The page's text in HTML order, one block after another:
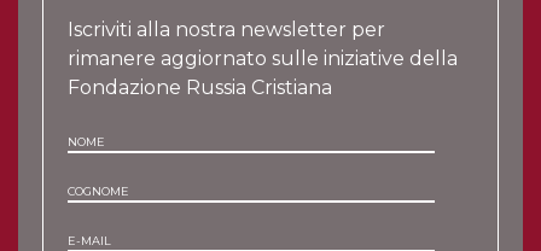
Iscriviti alla nostra newsletter per
rimanere aggiornato sulle iniziative della
Fondazione Russia Cristiana
NOME
COGNOME
E-MAIL